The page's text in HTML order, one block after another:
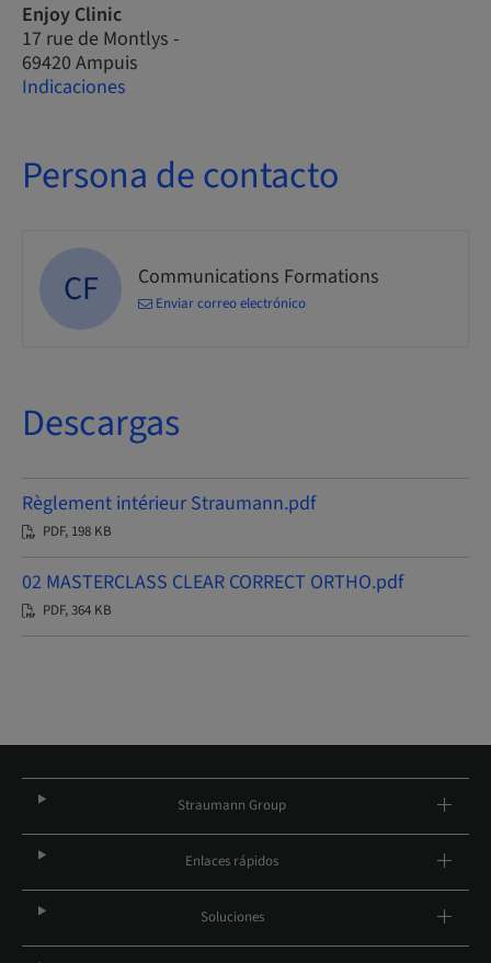
Enjoy Clinic
17 rue de Montlys -
69420 Ampuis
Indicaciones
Persona de contacto
CF Communications Formations
Enviar correo electrónico
Descargas
Règlement intérieur Straumann.pdf
PDF, 198 KB
02 MASTERCLASS CLEAR CORRECT ORTHO.pdf
PDF, 364 KB
Straumann Group
Enlaces rápidos
Soluciones